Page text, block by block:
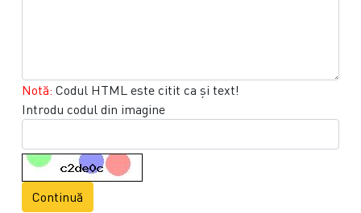
Notă: Codul HTML este citit ca şi text!
Introdu codul din imagine
Continuă